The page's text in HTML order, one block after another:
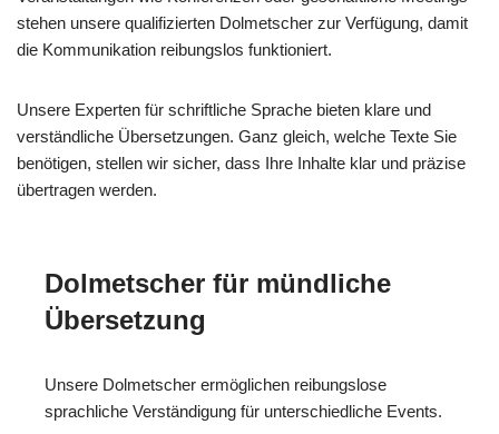
stehen unsere qualifizierten Dolmetscher zur Verfügung, damit
die Kommunikation reibungslos funktioniert.
Unsere Experten für schriftliche Sprache bieten klare und
verständliche Übersetzungen. Ganz gleich, welche Texte Sie
benötigen, stellen wir sicher, dass Ihre Inhalte klar und präzise
übertragen werden.
Dolmetscher für mündliche
Übersetzung
Unsere Dolmetscher ermöglichen reibungslose
sprachliche Verständigung für unterschiedliche Events.